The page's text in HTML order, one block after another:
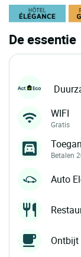
De essentie
WIFI
Gratis
Betalen
Auto
Ontbijt